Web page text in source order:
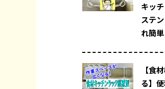
キッ
ステ
れ簡単
【食
る】